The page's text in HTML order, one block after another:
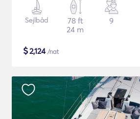
Sejlbåd
78 ft
24 m
9
$2,124/nat